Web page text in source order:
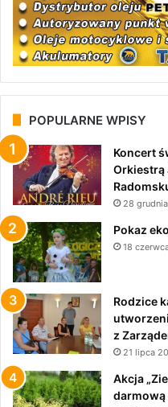
POPULARNE WPISY
Koncert
Orkiestrą
28
Pokaz
18
Rodzice
z
21 lipca
Akcja
darmową